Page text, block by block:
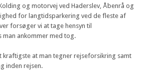
og motorvej ved Haderslev, Åbenrå og
for langtidsparkering ved de fleste af
forsøger vi at tage hensyn til
ankommer med tog.
kraftigste at man tegner rejseforsikring samt
inden rejsen.